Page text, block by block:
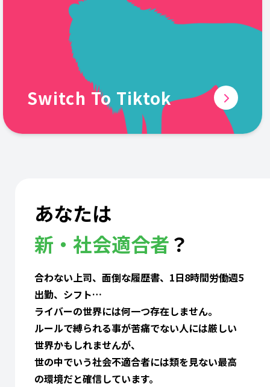
Switch To Tiktok
あなたは
新・社会適合者？
合わない上司、面倒な履歴書、1日8時間労働週5
出勤、シフト…
ライバーの世界には何一つ存在しません。
ルールで縛られる事が苦痛でない人には厳しい
世界かもしれませんが、
世の中でいう社会不適合者には類を見ない最高
の環境だと確信しています。